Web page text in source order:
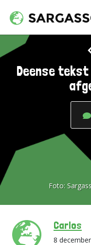
Deense
Foto:
Carlos
8